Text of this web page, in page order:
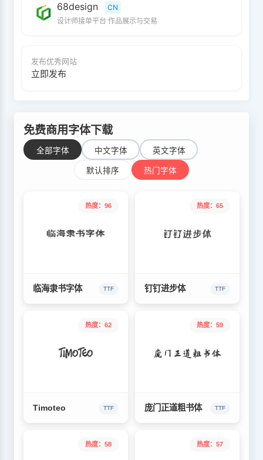
68design
CN
设计师接单平台 作品展示与交易
发布优秀网站
立即发布
免费商用字体下载
全部字体 中文字体 英文字体
默认排序 热门字体
热度：96
临海隶书字体 TTF
热度：65
钉钉进步体 TTF
热度：62
Timoteo TTF
热度：59
庞门正道粗书体 TTF
热度：58 热度：57